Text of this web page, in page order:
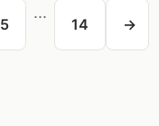
5
...
14 →